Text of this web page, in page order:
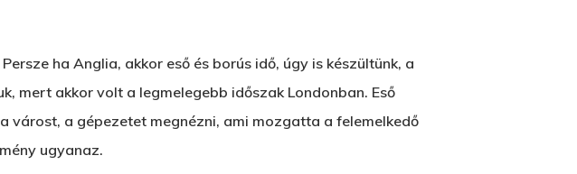
ha Anglia, akkor eső és borús idő, úgy is készültünk, a
mert akkor volt a legmelegebb időszak Londonban. Eső
várost, a gépezetet megnézni, ami mozgatta a felemelkedő
ugyanaz.